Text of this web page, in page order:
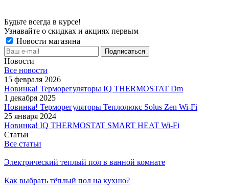
Будьте всегда в курсе!
Узнавайте о скидках и акциях первым
Новости магазина
Новости
Все новости
15 февраля 2026
Новинка! Терморегуляторы IQ THERMOSTAT Dm
1 декабря 2025
Новинка! Терморегуляторы Теплолюкс Solus Zen Wi-Fi
25 января 2024
Новинка! IQ THERMOSTAT SMART HEAT Wi-Fi
Статьи
Все статьи
Электрический теплый пол в ванной комнате
Как выбрать тёплый пол на кухню?